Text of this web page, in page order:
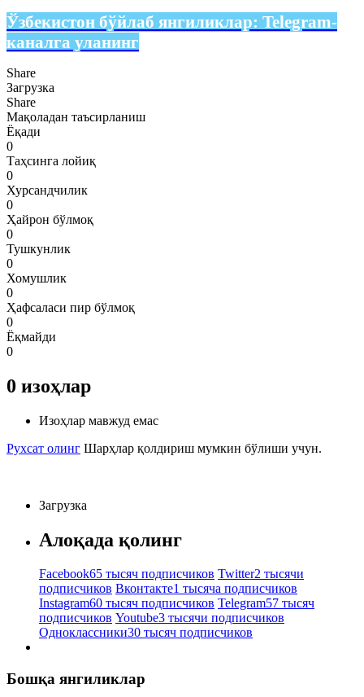
Ўзбекистон бўйлаб янгиликлар: Telegram-
каналга уланинг
Share
Загрузка
Share
Мақоладан таъсирланиш
Ёқади
0
Таҳсинга лойиқ
0
Хурсандчилик
0
Ҳайрон бўлмоқ
0
Тушкунлик
0
Хомушлик
0
Ҳафсаласи пир бўлмоқ
0
Ёқмайди
0
0 изоҳлар
Изоҳлар мавжуд емас
Рухсат олинг Шарҳлар қолдириш мумкин бўлиши учун.
Загрузка
Алоқада қолинг
Facebook65 тысяч подписчиков Twitter2 тысячи
подписчиков Вконтакте1 тысяча подписчиков
Instagram60 тысяч подписчиков Telegram57 тысяч
подписчиков Youtube3 тысячи подписчиков
Одноклассники30 тысяч подписчиков
Бошқа янгиликлар